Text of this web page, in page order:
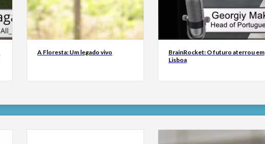
A Floresta: Um legado vivo
BrainRocket: O futuro aterrou em
Lisboa